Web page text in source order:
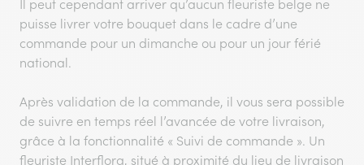
Il peut cependant arriver qu’aucun fleuriste belge ne
puisse livrer votre bouquet dans le cadre d’une
commande pour un dimanche ou pour un jour férié
national.
Après validation de la commande, il vous sera possible
de suivre en temps réel l’avancée de votre livraison,
grâce à la fonctionnalité « Suivi de commande ». Un
fleuriste Interflora, situé à proximité du lieu de livraison